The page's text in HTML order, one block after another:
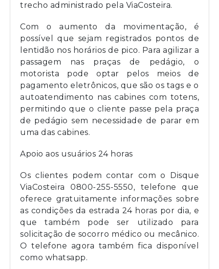
trecho administrado pela ViaCosteira.
Com o aumento da movimentação, é
possível que sejam registrados pontos de
lentidão nos horários de pico. Para agilizar a
passagem nas praças de pedágio, o
motorista pode optar pelos meios de
pagamento eletrônicos, que são os tags e o
autoatendimento nas cabines com totens,
permitindo que o cliente passe pela praça
de pedágio sem necessidade de parar em
uma das cabines.
Apoio aos usuários 24 horas
Os clientes podem contar com o Disque
ViaCosteira 0800-255-5550, telefone que
oferece gratuitamente informações sobre
as condições da estrada 24 horas por dia, e
que também pode ser utilizado para
solicitação de socorro médico ou mecânico.
O telefone agora também fica disponível
como whatsapp.